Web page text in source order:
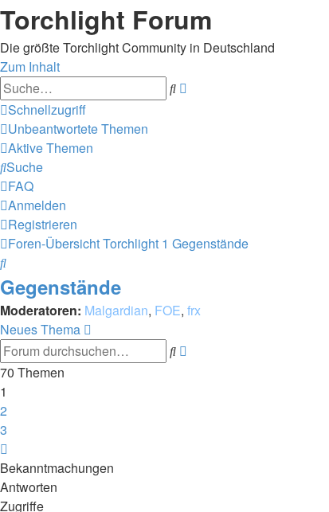
Torchlight Forum
Die größte Torchlight Community in Deutschland
Zum Inhalt
Suche
Schnellzugriff
Unbeantwortete Themen
Aktive Themen
Suche
FAQ
Anmelden
Registrieren
Foren-ÜbersichtTorchlight 1 Gegenstände
Suche
Gegenstände
Moderatoren: Malgardian, FOE, frx
Neues Thema
Suche
70 Themen
1
2
3
Bekanntmachungen
Antworten
Zugriffe